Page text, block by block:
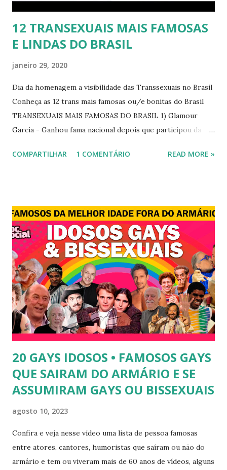
12 TRANSEXUAIS MAIS FAMOSAS
E LINDAS DO BRASIL
janeiro 29, 2020
Dia da homenagem a visibilidade das Transsexuais no Brasil
Conheça as 12 trans mais famosas ou/e bonitas do Brasil
TRANSEXUAIS MAIS FAMOSAS DO BRASIL 1) Glamour
Garcia - Ganhou fama nacional depois que participou da
transexual, Britney. 2) Lea T é uma famosa modelo
disse, ainda, que realizou a cirurgia em busca de ser feliz, e
não para agradar a um homem. 3) Léo Aquilla - Apresenta o
programa "A Tarde é Sua", na Rede TV, ao lado de Sonia
Abrão. A loira também participou do reality show "A
Fazenda", exibido pela Record TV. 4) Thalita Zampirolli -
Thalita Zampirolli é modelo, atriz e empresária. A loira
alcançou a fama após ser apontada como affair do ex-
jogador Romário. 5) Ariadna Arantes - Ariadna Arantes
ficou nacionalmente conhecida após sua ...
COMPARTILHAR 1 COMENTÁRIO READ MORE »
20 GAYS IDOSOS • FAMOSOS GAYS
QUE SAIRAM DO ARMÁRIO E SE
ASSUMIRAM GAYS OU BISSEXUAIS
agosto 10, 2023
Confira e veja nesse vídeo uma lista de pessoa famosas
entre atores, cantores, humoristas que saíram ou não do
armário e tem ou viveram mais de 60 anos de vídeos, alguns